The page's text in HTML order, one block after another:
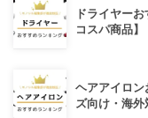
ドライヤー
コスパ商品】
ヘアアイロ
ズ向け・海外